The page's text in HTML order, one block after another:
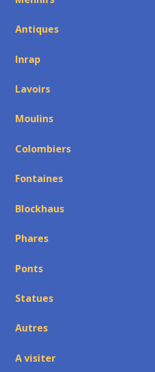
Antiques
Inrap
Lavoirs
Moulins
Colombiers
Fontaines
Blockhaus
Phares
Ponts
Statues
Autres
A visiter